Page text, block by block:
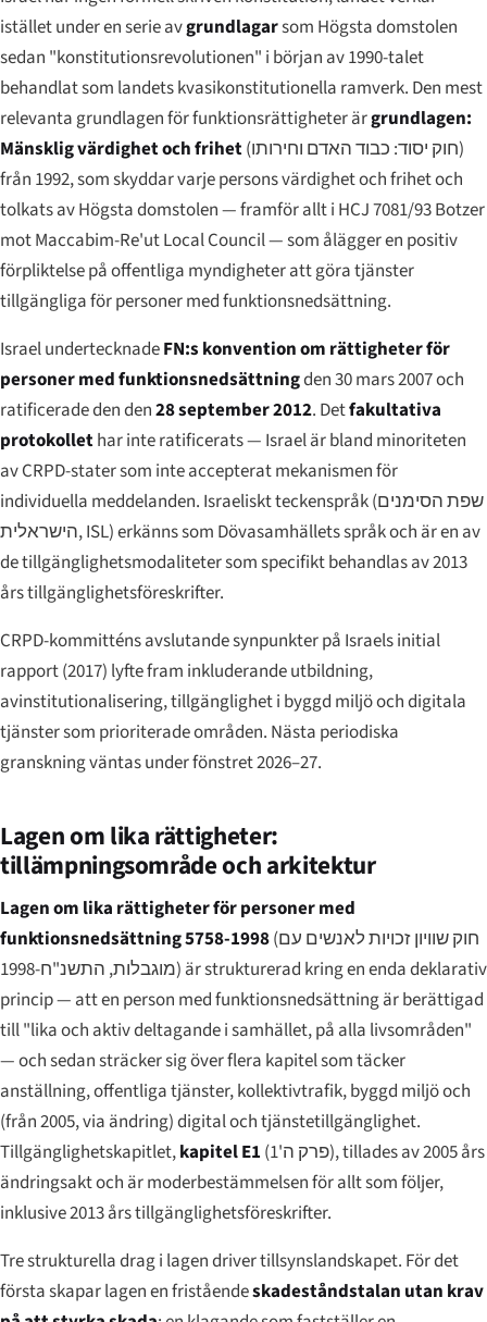
istället under en serie avgrundlagarsom Högsta domstolen
sedan "konstitutionsrevolutionen" i början av 1990-talet
behandlat som landets kvasikonstitutionella ramverk. Den mest
relevanta grundlagen för funktionsrättigheter ärgrundlagen:
Mänsklig värdighet och frihet(חוק יסוד: כבוד האדם וחירותו)
från 1992, som skyddar varje persons värdighet och frihet och
tolkats av Högsta domstolen — framför allt i HCJ 7081/93 Botzer
mot Maccabim-Re'ut Local Council— som ålägger en positiv
förpliktelse på offentliga myndigheter att göra tjänster
tillgängliga för personer med funktionsnedsättning.
Israel undertecknadeFN:s konvention om rättigheter för
personer med funktionsnedsättningden 30 mars 2007 och
ratificerade den den28 september 2012. Detfakultativa
protokollethar inte ratificerats — Israel är bland minoriteten
av CRPD-stater som inte accepterat mekanismen för
individuella meddelanden. Israeliskt teckenspråk (שפת הסימנים
הישראלית, ISL) erkänns som Dövasamhällets språk och är en av
de tillgänglighetsmodaliteter som specifikt behandlas av 2013
års tillgänglighetsföreskrifter.
CRPD-kommitténs avslutande synpunkter på Israels initial
rapport (2017) lyfte fram inkluderande utbildning,
avinstitutionalisering, tillgänglighet i byggd miljö och digitala
tjänster som prioriterade områden. Nästa periodiska
granskning väntas under fönstret 2026–27.
Lagen om lika rättigheter:
tillämpningsområde och arkitektur
Lagen om lika rättigheter för personer med
funktionsnedsättning 5758-1998(חוק שוויון זכויות לאנשים עם
מוגבלות, התשנ"ח-1998) är strukturerad kring en enda deklarativ
princip — att en person med funktionsnedsättning är berättigad
till "lika och aktiv deltagande i samhället, på alla livsområden"
— och sedan sträcker sig över flera kapitel som täcker
anställning, offentliga tjänster, kollektivtrafik, byggd miljö och
(från 2005, via ändring) digital och tjänstetillgänglighet.
Tillgänglighetskapitlet,kapitel E1 ( פרק ה'1), tillades av 2005 års
ändringsakt och är moderbestämmelsen för allt som följer,
inklusive 2013 års tillgänglighetsföreskrifter.
Tre strukturella drag i lagen driver tillsynslandskapet. För det
första skapar lagen en friståendeskadeståndstalan utan krav